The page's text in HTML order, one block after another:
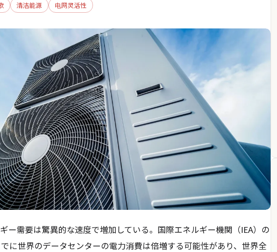
清洁能源 电网灵活性
ー需要は驚異的な速度で増加している。国際エネルギー機関（IEA）の
に世界のデータセンターの電力消費は倍増する可能性があり、世界全